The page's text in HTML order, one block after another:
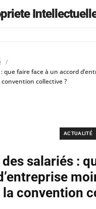
que faire face à un accord
collective ?
ACTUALITÉ
salariés :
la convention